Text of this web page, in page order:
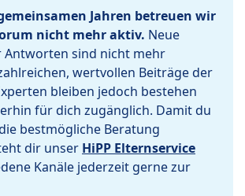
Jahren betreuen wir
nicht mehr aktiv. Neue
Antworten sind nicht mehr
wertvollen Beiträge der
bleiben jedoch bestehen
für dich zugänglich. Damit du
bestmögliche Beratung
dir unser HiPP Elternservice
Kanäle jederzeit gerne zur